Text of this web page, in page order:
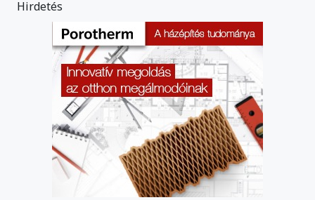
Hirdetés